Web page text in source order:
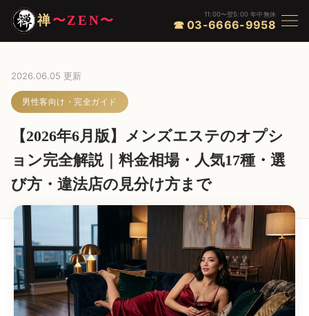
禅〜ZEN〜 11:00〜翌5:00 年中無休
☎ 03-6666-9958
2026.06.05 更新
男性客向け・完全ガイド
【2026年6月版】メンズエステのオプシ
ョン完全解説｜料金相場・人気17種・選
び方・違法店の見分け方まで